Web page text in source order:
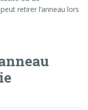
retirer l’anneau lors